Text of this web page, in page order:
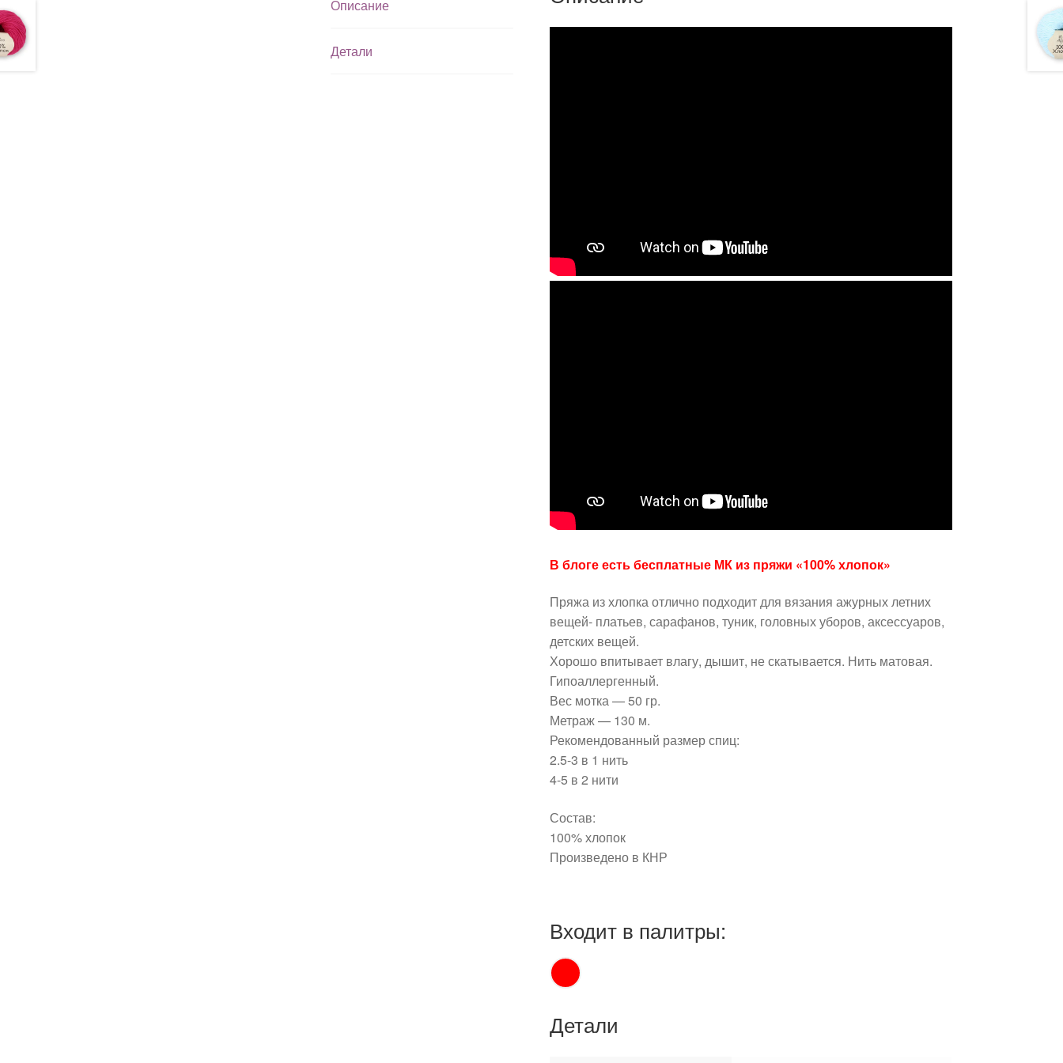
Описание
Детали
В блоге есть бесплатные МК из пряжи «100% хлопок»
Пряжа из хлопка отлично подходит для вязания ажурных летних
вещей- платьев, сарафанов, туник, головных уборов, аксессуаров,
детских вещей.
Хорошо впитывает влагу, дышит, не скатывается. Нить матовая.
Гипоаллергенный.
Вес мотка — 50 гр.
Метраж — 130 м.
Рекомендованный размер спиц:
2.5-3 в 1 нить
4-5 в 2 нити
Состав:
100% хлопок
Произведено в КНР
Входит в палитры:
Детали